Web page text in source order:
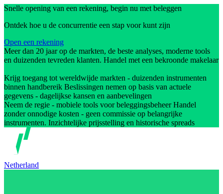
Snelle opening van een rekening, begin nu met beleggen
Ontdek hoe u de concurrentie een stap voor kunt zijn
Open een rekening
Meer dan 20 jaar op de markten, de beste analyses, moderne tools
en duizenden tevreden klanten. Handel met een bekroonde makelaar
Krijg toegang tot wereldwijde markten - duizenden instrumenten
binnen handbereik Beslissingen nemen op basis van actuele
gegevens - dagelijkse kansen en aanbevelingen
Neem de regie - mobiele tools voor beleggingsbeheer Handel
zonder onnodige kosten - geen commissie op belangrijke
instrumenten. Inzichtelijke prijsstelling en historische spreads
Netherland